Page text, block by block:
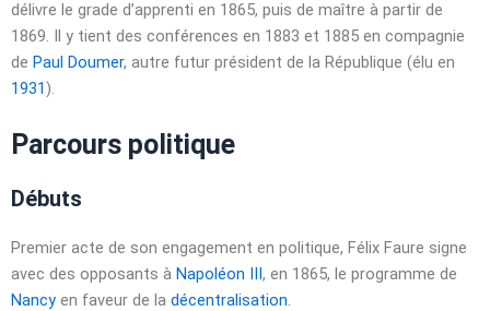
délivre le grade d’apprenti en 1865, puis de maître à partir de
1869. Il y tient des conférences en 1883 et 1885 en compagnie
de Paul Doumer, autre futur président de la République (élu en
1931).
Parcours politique
Débuts
Premier acte de son engagement en politique, Félix Faure signe
avec des opposants à Napoléon III, en 1865, le programme de
Nancy en faveur de la décentralisation.